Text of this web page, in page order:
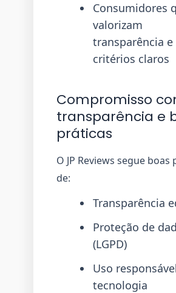
Consumidores
valorizam
transparência e
critérios claros
Compromisso
transparência e
práticas
O JP Reviews segue boas
de:
Transparência
Proteção de
(LGPD)
Uso
tecnologia